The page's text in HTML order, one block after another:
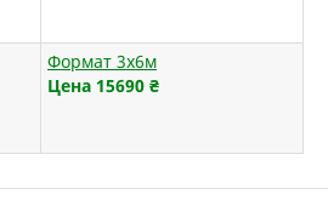
Формат 3х6м
Цена 15690 ₴